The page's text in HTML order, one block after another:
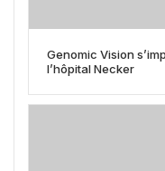
Genomic Vision
l’hôpital Necker